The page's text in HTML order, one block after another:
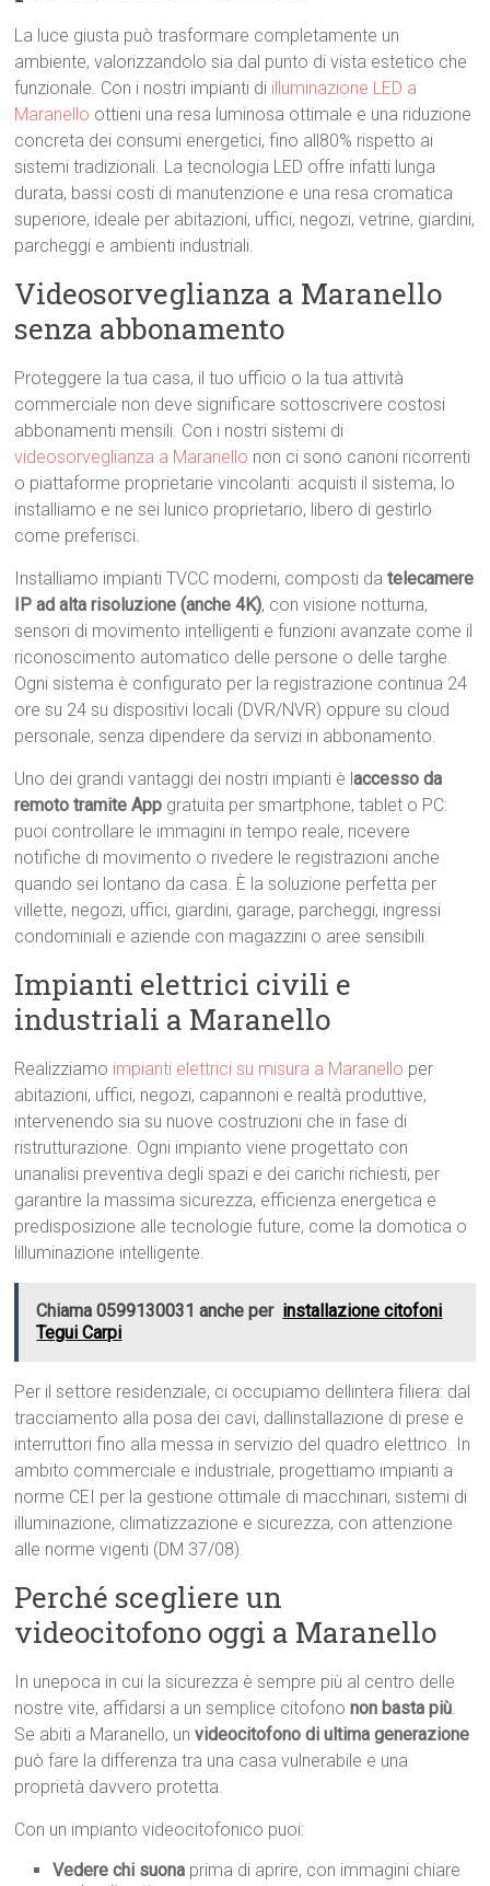
La luce giusta può trasformare completamente un
ambiente, valorizzandolo sia dal punto di vista estetico che
funzionale. Con i nostri impianti di illuminazione LED a
Maranello ottieni una resa luminosa ottimale e una riduzione
concreta dei consumi energetici, fino all80% rispetto ai
sistemi tradizionali. La tecnologia LED offre infatti lunga
durata, bassi costi di manutenzione e una resa cromatica
superiore, ideale per abitazioni, uffici, negozi, vetrine, giardini,
parcheggi e ambienti industriali.
Videosorveglianza a Maranello
senza abbonamento
Proteggere la tua casa, il tuo ufficio o la tua attività
commerciale non deve significare sottoscrivere costosi
abbonamenti mensili. Con i nostri sistemi di
videosorveglianza a Maranello non ci sono canoni ricorrenti
o piattaforme proprietarie vincolanti: acquisti il sistema, lo
installiamo e ne sei lunico proprietario, libero di gestirlo
come preferisci.
Installiamo impianti TVCC moderni, composti datelecamere
IP ad alta risoluzione (anche 4K), con visione notturna,
sensori di movimento intelligenti e funzioni avanzate come il
riconoscimento automatico delle persone o delle targhe.
Ogni sistema è configurato per la registrazione continua 24
ore su 24 su dispositivi locali (DVR/NVR) oppure su cloud
personale, senza dipendere da servizi in abbonamento.
Uno dei grandi vantaggi dei nostri impianti è laccesso da
remoto tramite App gratuita per smartphone, tablet o PC:
puoi controllare le immagini in tempo reale, ricevere
notifiche di movimento o rivedere le registrazioni anche
quando sei lontano da casa. È la soluzione perfetta per
villette, negozi, uffici, giardini, garage, parcheggi, ingressi
condominiali e aziende con magazzini o aree sensibili.
Impianti elettrici civili e
industriali a Maranello
Realizziamo impianti elettrici su misura a Maranello per
abitazioni, uffici, negozi, capannoni e realtà produttive,
intervenendo sia su nuove costruzioni che in fase di
ristrutturazione. Ogni impianto viene progettato con
unanalisi preventiva degli spazi e dei carichi richiesti, per
garantire la massima sicurezza, efficienza energetica e
predisposizione alle tecnologie future, come la domotica o
lilluminazione intelligente.
Chiama 0599130031 anche per installazione citofoni
Tegui Carpi
Per il settore residenziale, ci occupiamo dellintera filiera: dal
tracciamento alla posa dei cavi, dallinstallazione di prese e
interruttori fino alla messa in servizio del quadro elettrico. In
ambito commerciale e industriale, progettiamo impianti a
norme CEI per la gestione ottimale di macchinari, sistemi di
illuminazione, climatizzazione e sicurezza, con attenzione
alle norme vigenti (DM 37/08).
Perché scegliere un
videocitofono oggi a Maranello
In unepoca in cui la sicurezza è sempre più al centro delle
nostre vite, affidarsi a un semplice citofononon basta più.
Se abiti a Maranello, unvideocitofono di ultima generazione
può fare la differenza tra una casa vulnerabile e una
proprietà davvero protetta.
Con un impianto videocitofonico puoi:
Vedere chi suona prima di aprire, con immagini chiare